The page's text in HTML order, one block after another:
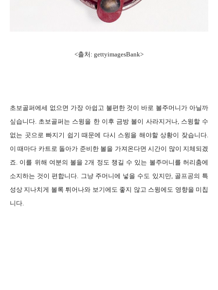
<출처: gettyimagesBank>
초보골퍼에세 없으면 가장 아쉽고 불편한 것이 바로 볼주머니가 아닐까
싶습니다. 초보골퍼는 스윙을 한 이후 금방 볼이 사라지거나, 스윙할 수
없는 곳으로 빠지기 쉽기 때문에 다시 스윙을 해야할 상황이 잦습니다.
이 때마다 카트로 돌아가 준비한 볼을 가져온다면 시간이 많이 지체되겠
죠. 이를 위해 여분의 볼을 2개 정도 챙길 수 있는 볼주머니를 허리춤에
소지하는 것이 편합니다. 그냥 주머니에 넣을 수도 있지만, 골프공의 특
성상 지나치게 볼록 튀어나와 보기에도 좋지 않고 스윙에도 영향을 미칩
니다.